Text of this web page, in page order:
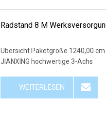
Radstand 8 M
Übersicht Paketgröße 1240,00
JIANXING hochwertige 3-Achs
WEITERLESEN